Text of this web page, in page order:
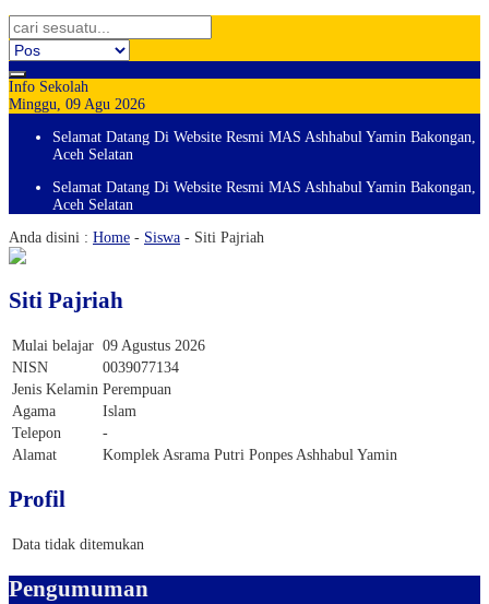
Info Sekolah
Minggu, 09 Agu 2026
Selamat Datang Di Website Resmi MAS Ashhabul Yamin Bakongan,
Aceh Selatan
Selamat Datang Di Website Resmi MAS Ashhabul Yamin Bakongan,
Aceh Selatan
Anda disini : Home - Siswa - Siti Pajriah
Siti Pajriah
Mulai belajar 09 Agustus 2026
NISN
0039077134
Jenis Kelamin Perempuan
Agama
Islam
Telepon
-
Alamat
Komplek Asrama Putri Ponpes Ashhabul Yamin
Profil
Data tidak ditemukan
Pengumuman